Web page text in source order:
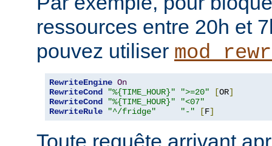
ressources entre 20h et
pouvez utiliser
RewriteEngine On
RewriteCond
"%{TIME_HOUR}" ">=20" [OR]
RewriteCond
"%{TIME_HOUR}"
"<07"
RewriteRule
"^/fridge" "-" [F]
Toute requête arrivant